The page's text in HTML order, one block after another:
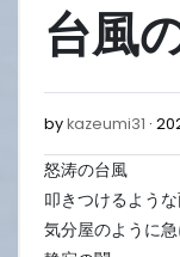
台風
bykazeumi31
怒涛の台風
叩きつけるよう
気分屋のように